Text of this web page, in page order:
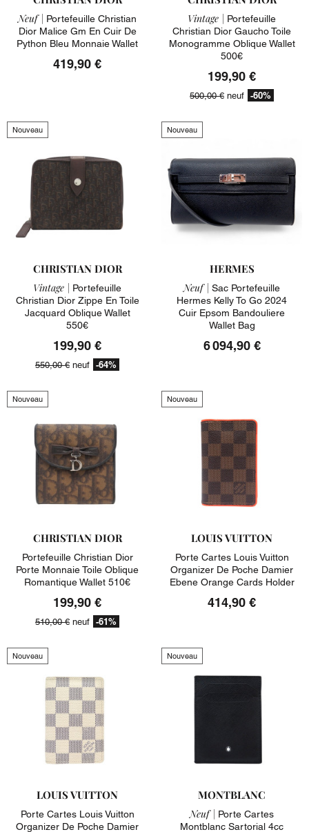
Neuf | Portefeuille Christian
Dior Malice Gm En Cuir De
Python Bleu Monnaie Wallet
419,90 €
Vintage | Portefeuille
Christian Dior Gaucho Toile
Monogramme Oblique Wallet
500€
199,90 €
500,00 € neuf -60%
Nouveau
CHRISTIAN DIOR
Vintage | Portefeuille
Christian Dior Zippe En Toile
Jacquard Oblique Wallet
550€
199,90 €
550,00 € neuf -64%
Nouveau
HERMES
Neuf | Sac Portefeuille
Hermes Kelly To Go 2024
Cuir Epsom Bandouliere
Wallet Bag
6 094,90 €
Nouveau
CHRISTIAN DIOR
Portefeuille Christian Dior
Porte Monnaie Toile Oblique
Romantique Wallet 510€
199,90 €
510,00 € neuf -61%
Nouveau
LOUIS VUITTON
Porte Cartes Louis Vuitton
Organizer De Poche Damier
Ebene Orange Cards Holder
414,90 €
Nouveau
LOUIS VUITTON
Porte Cartes Louis Vuitton
Organizer De Poche Damier
Nouveau
MONTBLANC
Neuf | Porte Cartes
Montblanc Sartorial 4cc